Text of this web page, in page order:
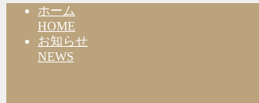
ホーム
HOME
お知らせ
NEWS